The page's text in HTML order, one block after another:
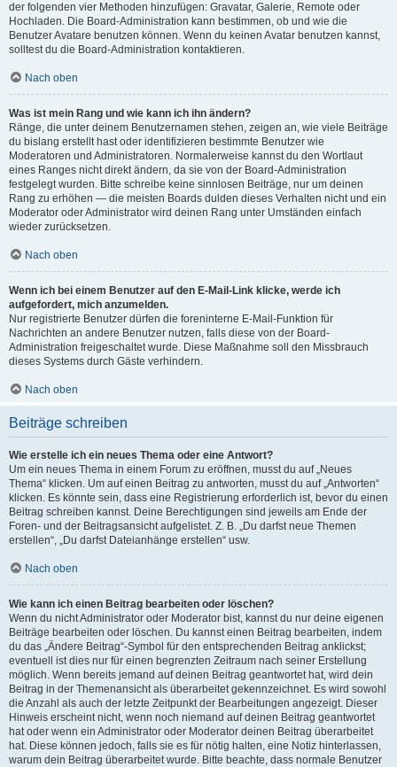
der folgenden vier Methoden hinzufügen: Gravatar, Galerie, Remote oder
Hochladen. Die Board-Administration kann bestimmen, ob und wie die
Benutzer Avatare benutzen können. Wenn du keinen Avatar benutzen kannst,
solltest du die Board-Administration kontaktieren.
Nach oben
Was ist mein Rang und wie kann ich ihn ändern?
Ränge, die unter deinem Benutzernamen stehen, zeigen an, wie viele Beiträge
du bislang erstellt hast oder identifizieren bestimmte Benutzer wie
Moderatoren und Administratoren. Normalerweise kannst du den Wortlaut
eines Ranges nicht direkt ändern, da sie von der Board-Administration
festgelegt wurden. Bitte schreibe keine sinnlosen Beiträge, nur um deinen
Rang zu erhöhen — die meisten Boards dulden dieses Verhalten nicht und ein
Moderator oder Administrator wird deinen Rang unter Umständen einfach
wieder zurücksetzen.
Nach oben
Wenn ich bei einem Benutzer auf den E-Mail-Link klicke, werde ich
aufgefordert, mich anzumelden.
Nur registrierte Benutzer dürfen die foreninterne E-Mail-Funktion für
Nachrichten an andere Benutzer nutzen, falls diese von der Board-
Administration freigeschaltet wurde. Diese Maßnahme soll den Missbrauch
dieses Systems durch Gäste verhindern.
Nach oben
Beiträge schreiben
Wie erstelle ich ein neues Thema oder eine Antwort?
Um ein neues Thema in einem Forum zu eröffnen, musst du auf „Neues
Thema“ klicken. Um auf einen Beitrag zu antworten, musst du auf „Antworten“
klicken. Es könnte sein, dass eine Registrierung erforderlich ist, bevor du einen
Beitrag schreiben kannst. Deine Berechtigungen sind jeweils am Ende der
Foren- und der Beitragsansicht aufgelistet. Z. B. „Du darfst neue Themen
erstellen“, „Du darfst Dateianhänge erstellen“ usw.
Nach oben
Wie kann ich einen Beitrag bearbeiten oder löschen?
Wenn du nicht Administrator oder Moderator bist, kannst du nur deine eigenen
Beiträge bearbeiten oder löschen. Du kannst einen Beitrag bearbeiten, indem
du das „Ändere Beitrag“-Symbol für den entsprechenden Beitrag anklickst;
eventuell ist dies nur für einen begrenzten Zeitraum nach seiner Erstellung
möglich. Wenn bereits jemand auf deinen Beitrag geantwortet hat, wird dein
Beitrag in der Themenansicht als überarbeitet gekennzeichnet. Es wird sowohl
die Anzahl als auch der letzte Zeitpunkt der Bearbeitungen angezeigt. Dieser
Hinweis erscheint nicht, wenn noch niemand auf deinen Beitrag geantwortet
hat oder wenn ein Administrator oder Moderator deinen Beitrag überarbeitet
hat. Diese können jedoch, falls sie es für nötig halten, eine Notiz hinterlassen,
warum dein Beitrag überarbeitet wurde. Bitte beachte, dass normale Benutzer